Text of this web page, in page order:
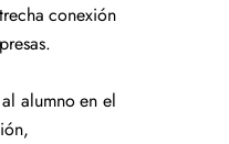
conexión
alumno en el